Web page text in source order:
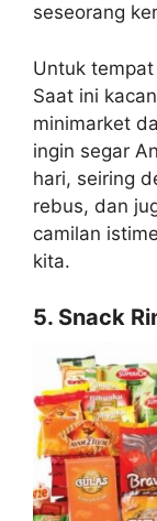
seseorang
Untuk
Saat ini
minimarket
ingin segar
hari, seiring
rebus, dan
camilan
kita.
5. Snack